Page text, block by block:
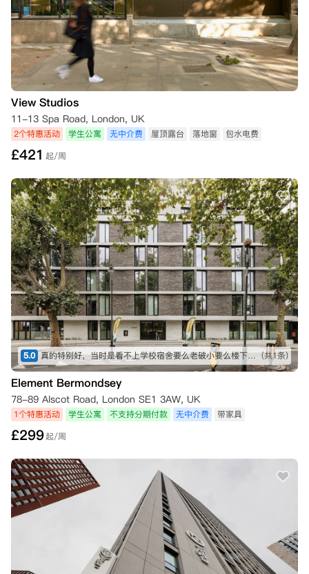
View Studios
11-13 Spa Road, London, UK
2个特惠活动 学生公寓 无中介费 屋顶露台 落地窗 包水电费
£421 起/周
5.0 真的特别好，当时是看不上学校宿舍要么老破小要么楼下治安不好就自己订的这个。然后过来之后真的觉得很好楼下公园每天都有遛狗的和推着婴儿车的，楼下揍两分钟有个小的超市然后走六七分钟有一个大的Tesco superstore (共1条)
Element Bermondsey
78-89 Alscot Road, London SE1 3AW, UK
1个特惠活动 学生公寓 不支持分期付款 无中介费 带家具
£299起/周